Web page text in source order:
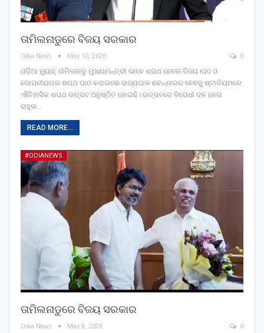
ତାମିଲନାଡୁରେ ବିଜୟ ସରକାର
Odia News May 10, 2026 0
ଓଡ଼ିଆ ନ୍ୟୁଜ୍: ତାମିଲନାଡୁ ମୁଖ୍ୟମନ୍ତ୍ରୀ ଭାବେ ଶପଥ ନେଲେ ବିଜୟ।ପଦ ଓ
ଗୋପନୀୟତାର ଶପଥ ପାଠ କରାଇଲେ ରାଜ୍ୟପାଳ।ଚେନ୍ନାଇର ନେହରୁ ଷ୍ଟାଡିୟମରେ
ଐତିହାସିକ ଶପଥ ଉତ୍ସବ ଅନୁଷ୍ଠିତ ହୋଇଛି। ଉତ୍ସବରେ ବିରୋଧୀ ଦଳ ନେତା
ରାହୁଲ…
READ MORE...
#ODIANEWS
ତାମିଲନାଡୁରେ ବିଜୟ ସରକାର
Odia News May 9, 2026 0